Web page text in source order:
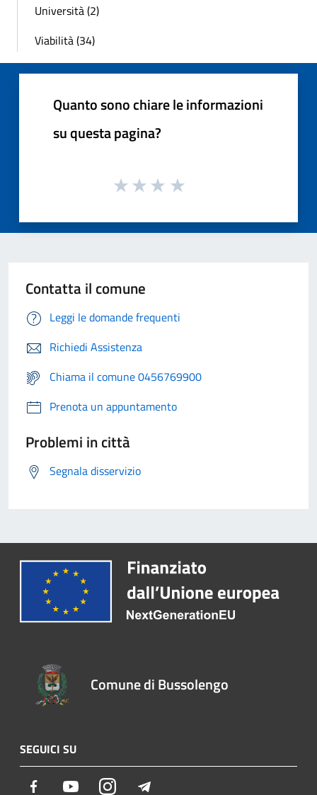
Università (2)
Viabilità (34)
Quanto sono chiare le informazioni
su questa pagina?
Contatta il comune
Leggi le domande frequenti
Richiedi Assistenza
Chiama il comune 0456769900
Prenota un appuntamento
Problemi in città
Segnala disservizio
Comune di Bussolengo
SEGUICI SU
Facebook YoutubeInstagram